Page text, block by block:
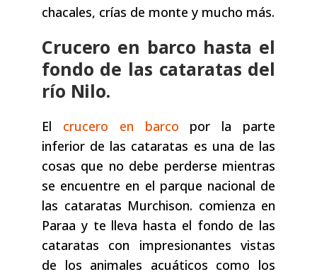
chacales, crías de monte y mucho más.
Crucero en barco hasta el
fondo de las cataratas del
río Nilo.
El crucero en barco por la parte
inferior de las cataratas es una de las
cosas que no debe perderse mientras
se encuentre en el parque nacional de
las cataratas Murchison. comienza en
Paraa y te lleva hasta el fondo de las
cataratas con impresionantes vistas
de los animales acuáticos como los